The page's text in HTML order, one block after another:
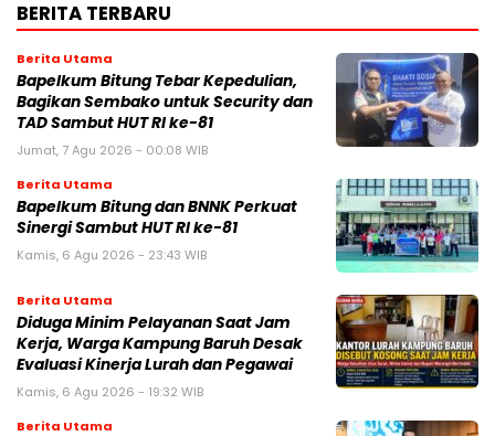
BERITA TERBARU
Berita Utama
Bapelkum Bitung Tebar Kepedulian,
Bagikan Sembako untuk Security dan
TAD Sambut HUT RI ke-81
Jumat, 7 Agu 2026 - 00:08 WIB
Berita Utama
Bapelkum Bitung dan BNNK Perkuat
Sinergi Sambut HUT RI ke-81
Kamis, 6 Agu 2026 - 23:43 WIB
Berita Utama
Diduga Minim Pelayanan Saat Jam
Kerja, Warga Kampung Baruh Desak
Evaluasi Kinerja Lurah dan Pegawai
Kamis, 6 Agu 2026 - 19:32 WIB
Berita Utama